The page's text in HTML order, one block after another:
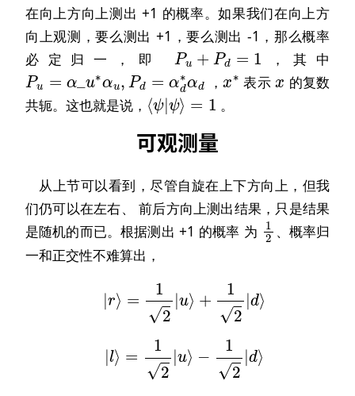
在向上方向上测出 +1 的概率。如果我们在向上方
向上观测，要么测出 +1，要么测出 -1，那么概率
必定归一，即
Pu+Pd= 1 ，其中
Pu= α_ u∗ u Pd d∗α d ， x ∗
表示 x
的复数
共轭。这也就是说，
⟨ψ|ψ⟩
= 1 。
可观测量
从上节可以看到，尽管自旋在上下方向上，但我
们仍可以在左右、 前后方向上测出结果，只是结果
是随机的而已。根据测出 +1 的概率 为
12
、概率归
一和正交性不难算出，
12 |
12 |